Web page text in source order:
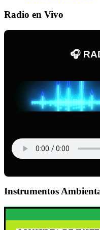
Radio en Vivo
🎧
Instrumentos